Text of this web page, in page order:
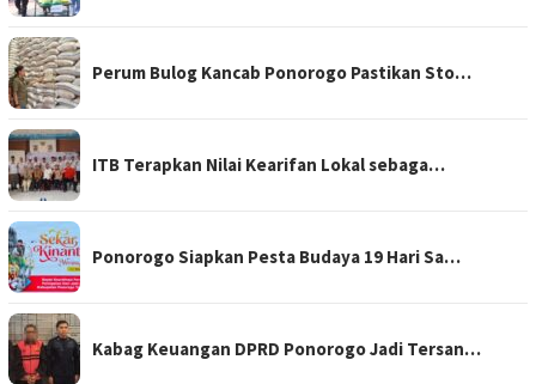
Perum Bulog Kancab Ponorogo Pastikan Sto…
ITB Terapkan Nilai Kearifan Lokal sebaga…
Ponorogo Siapkan Pesta Budaya 19 Hari Sa…
Kabag Keuangan DPRD Ponorogo Jadi Tersan…